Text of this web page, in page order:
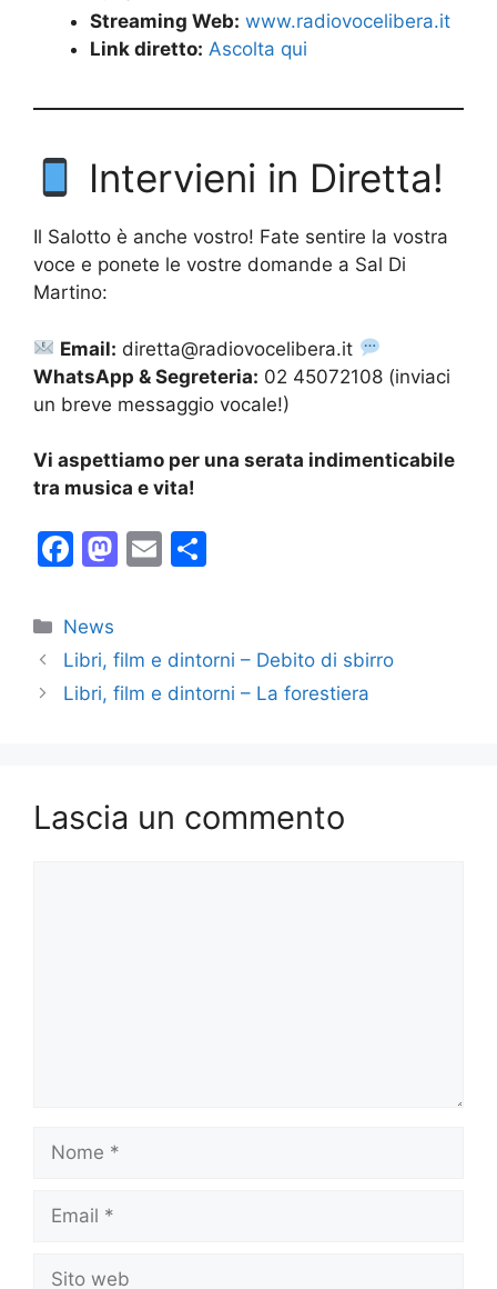
Streaming Web: www.radiovocelibera.it
Link diretto: Ascolta qui
Intervieni in Diretta!
Il Salotto è anche vostro! Fate sentire la vostra
voce e ponete le vostre domande a Sal Di
Martino:
Email: diretta@radiovocelibera.it
WhatsApp & Segreteria: 02 45072108 (inviaci
un breve messaggio vocale!)
Vi aspettiamo per una serata indimenticabile
tra musica e vita!
F
c
e
b
M
o
d
E
l
di
vi
Categorie
News
Libri, film e dintorni – Debito di sbirro
Libri, film e dintorni – La forestiera
Lascia un commento